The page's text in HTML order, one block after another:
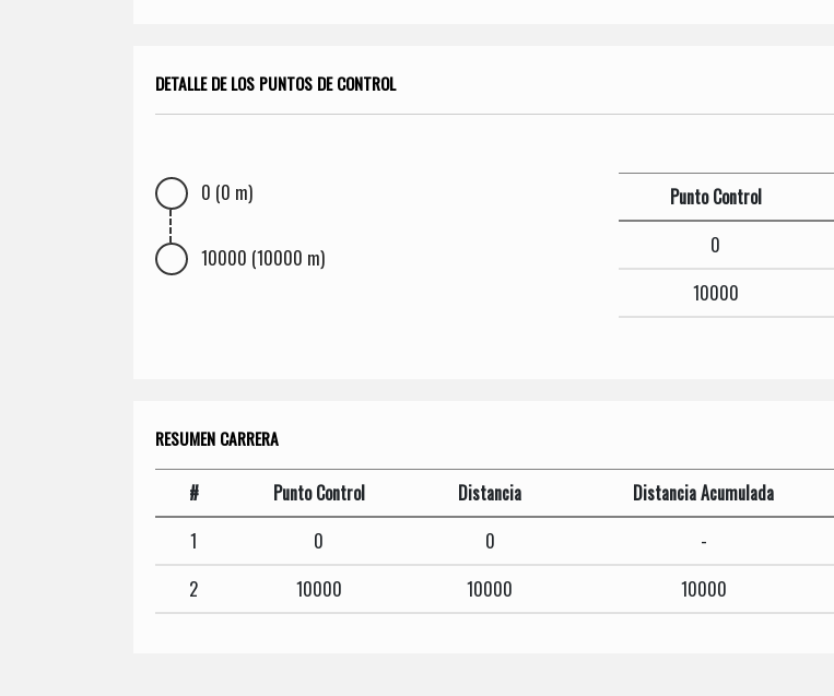
DETALLE DE LOS PUNTOS DE CONTROL
0 (0 m)
10000 (10000 m)
Punto Control
0
10000
RESUMEN CARRERA
# Punto Control Distancia Distancia Acumulada
1
0 0 -
2
10000 10000 10000